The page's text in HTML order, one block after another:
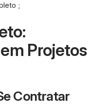
;
Projetos
Contratar